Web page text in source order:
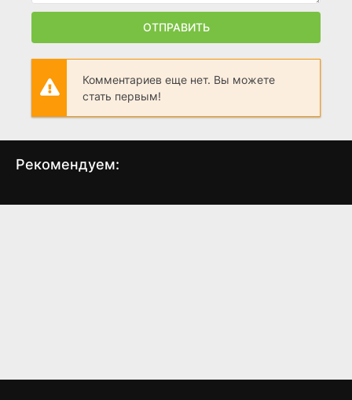
ОТПРАВИТЬ
Комментариев еще нет. Вы можете
стать первым!
Рекомендуем:
Блэйд 3: Троица Блэйд 2